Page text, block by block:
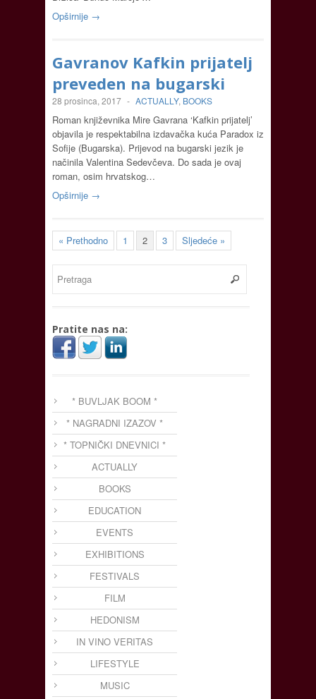
Opširnije →
Gavranov Kafkin prijatelj
preveden na bugarski
28 prosinca, 2017 - ACTUALLY, BOOKS
Roman književnika Mire Gavrana ‘Kafkin prijatelj’
objavila je respektabilna izdavačka kuća Paradox iz
Sofije (Bugarska). Prijevod na bugarski jezik je
načinila Valentina Sedevčeva. Do sada je ovaj
roman, osim hrvatskog…
Opširnije →
« Prethodno 1 2 3 Sljedeće »
Pratite nas na:
* BUVLJAK BOOM *
* NAGRADNI IZAZOV *
* TOPNIČKI DNEVNICI *
ACTUALLY
BOOKS
EDUCATION
EVENTS
EXHIBITIONS
FESTIVALS
FILM
HEDONISM
IN VINO VERITAS
LIFESTYLE
MUSIC